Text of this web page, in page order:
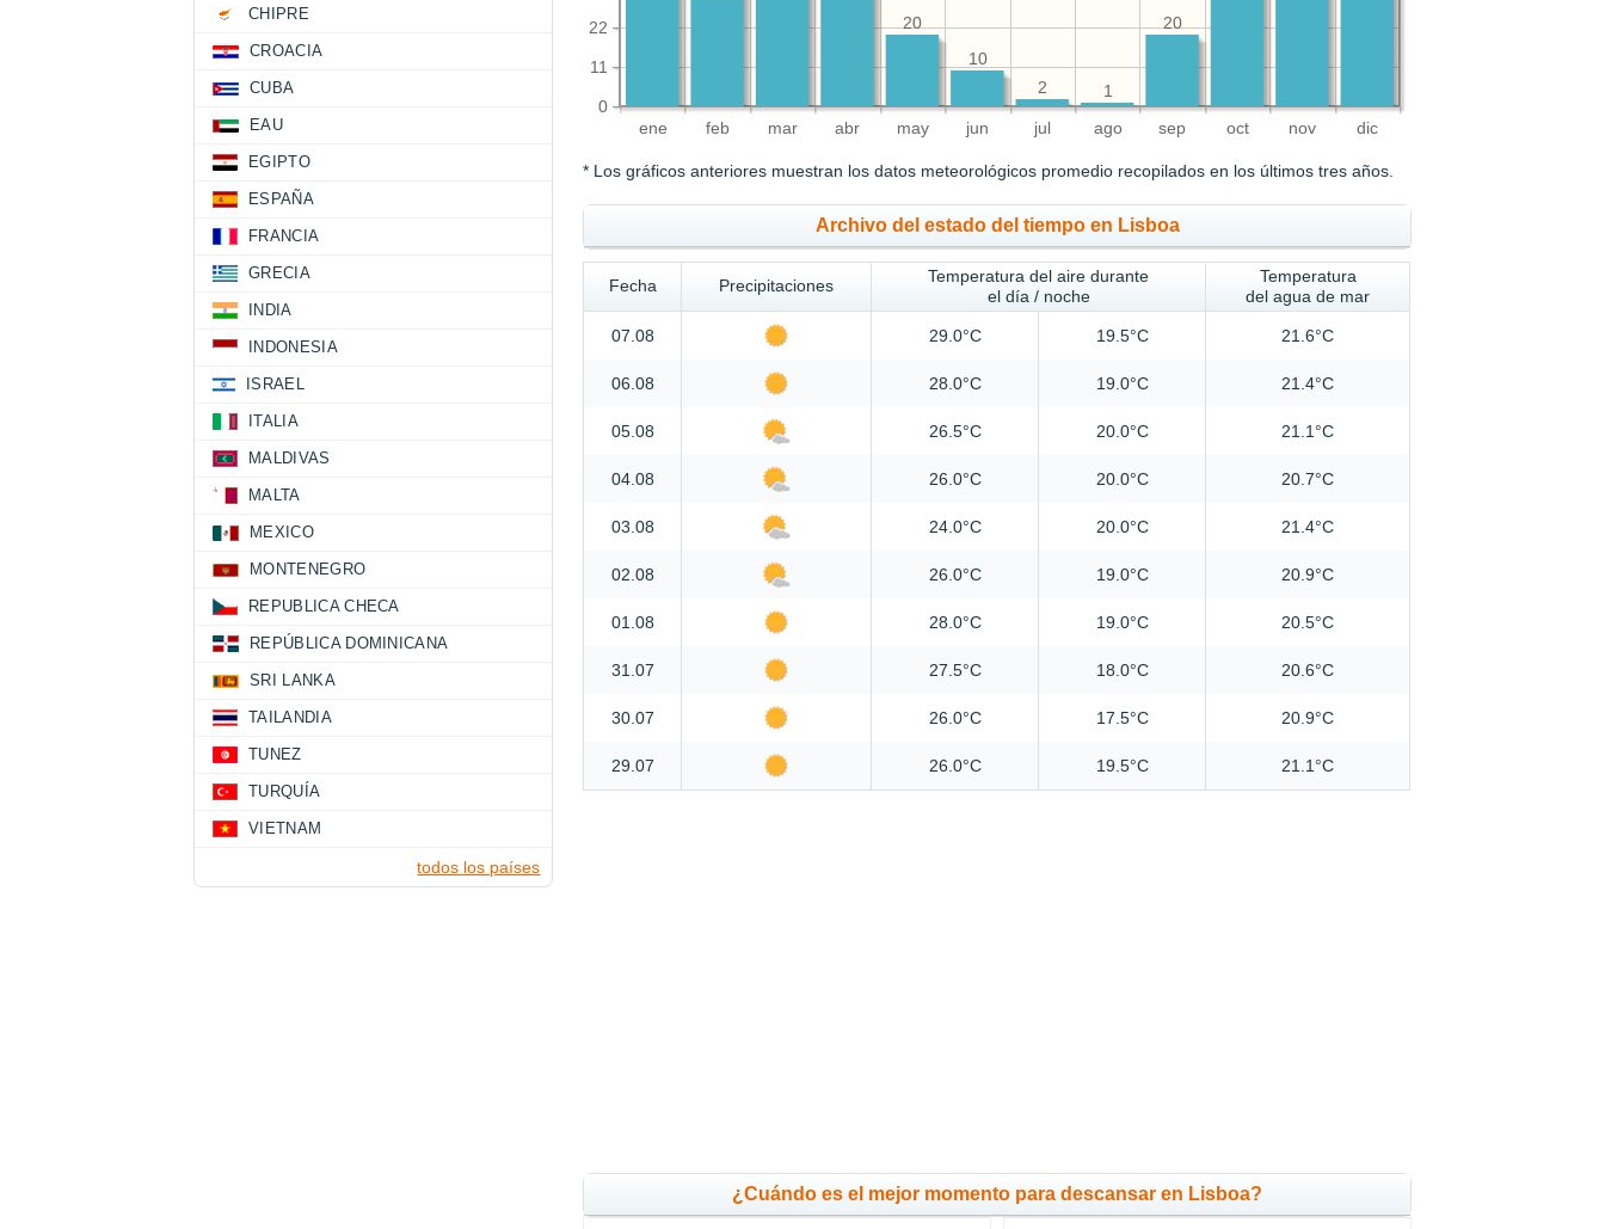
ene feb mar abr may jun jul ago sep oct nov dic
0
11
22 20
1
2
10
20
* Los gráficos anteriores muestran los datos meteorológicos promedio recopilados en los últimos tres años.
Archivo del estado del tiempo en Lisboa
Fecha Precipitaciones
Temperatura del aire durante
el día / noche
Temperatura
del agua de mar
07.08 29.0°C 19.5°C 21.6°C
06.08 28.0°C 19.0°C 21.4°C
05.08 26.5°C 20.0°C 21.1°C
04.08 26.0°C 20.0°C 20.7°C
03.08 24.0°C 20.0°C 21.4°C
02.08 26.0°C 19.0°C 20.9°C
01.08 28.0°C 19.0°C 20.5°C
31.07 27.5°C 18.0°C 20.6°C
30.07 26.0°C 17.5°C 20.9°C
29.07 26.0°C 19.5°C 21.1°C
¿Cuándo es el mejor momento para descansar en Lisboa?
CHIPRE
CROACIA
CUBA
EAU
EGIPTO
ESPAÑA
FRANCIA
GRECIA
INDIA
INDONESIA
ISRAEL
ITALIA
MALDIVAS
MALTA
MEXICO
MONTENEGRO
REPUBLICA CHECA
REPÚBLICA DOMINICANA
SRI LANKA
TAILANDIA
TUNEZ
TURQUÍA
VIETNAM
todos los países